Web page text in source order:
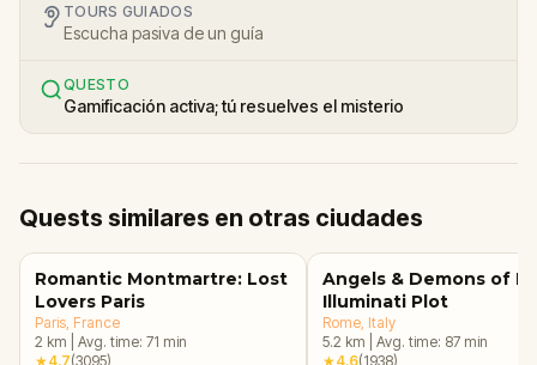
TOURS GUIADOS
Escucha pasiva de un guía
QUESTO
Gamificación activa; tú resuelves el misterio
Quests similares en otras ciudades
Romantic Montmartre: Lost
Lovers Paris
Paris , France
2 km Avg. time: 71 min
★4.7(3095)
Angels & Demons of
Illuminati Plot
Rome , Italy
5.2 km Avg. time: 87 min
★4.6(1938)